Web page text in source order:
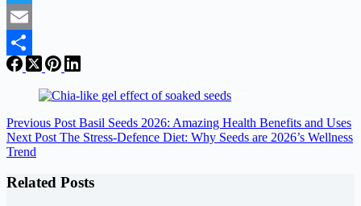
Twitter
Email
Share
Previous Post Basil Seeds 2026: Amazing Health Benefits and Uses
Next Post The Stress-Defence Diet: Why Seeds are 2026’s Wellness
Trend
Related Posts